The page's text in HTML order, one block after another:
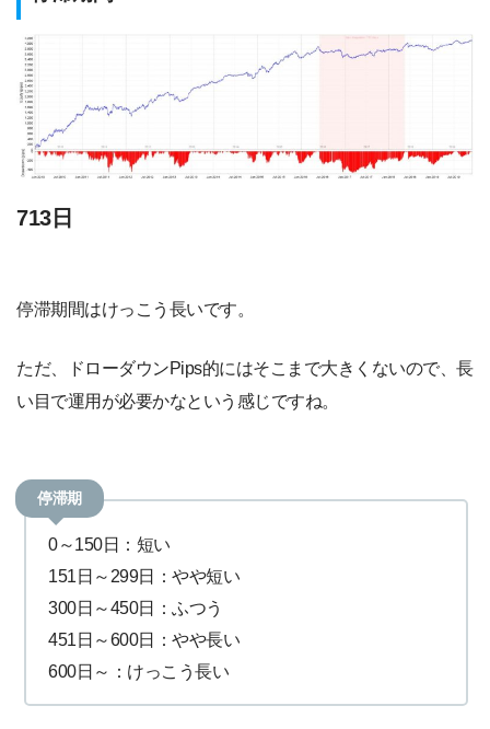
713日
停滞期間はけっこう長いです。
ただ、ドローダウンPips的にはそこまで大きくないので、長
い目で運用が必要かなという感じですね。
停滞期
0～150日：短い
151日～299日：やや短い
300日～450日：ふつう
451日～600日：やや長い
600日～：けっこう長い